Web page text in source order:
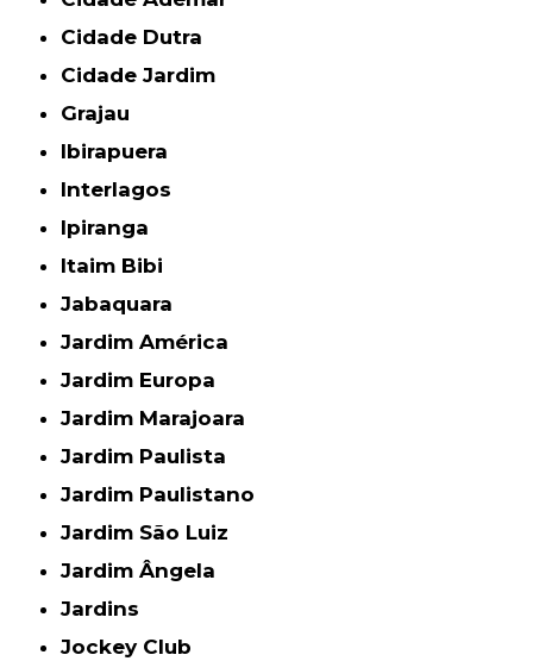
Cidade Dutra
Cidade Jardim
Grajau
Ibirapuera
Interlagos
Ipiranga
Itaim Bibi
Jabaquara
Jardim América
Jardim Europa
Jardim Marajoara
Jardim Paulista
Jardim Paulistano
Jardim São Luiz
Jardim Ângela
Jardins
Jockey Club